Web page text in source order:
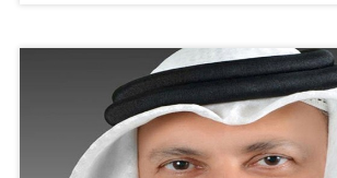
عن الشعب الليبي وتجفيف منابعه
ثماره». يذكر أن قطر كانت تدعم
والمنظمات الإرهابية والمتشددة في ليبيا،
والمستشارين، ما عقّد الأزمة الليبية